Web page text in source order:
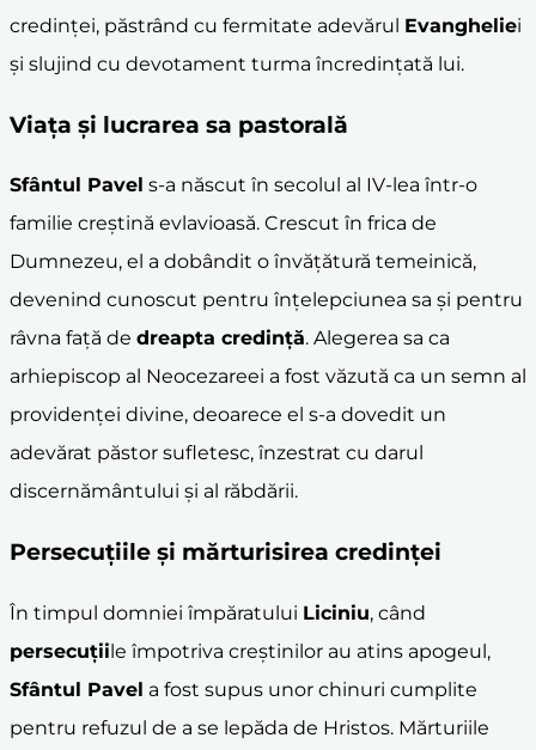
credinței, păstrând cu fermitate adevărul Evangheliei
și slujind cu devotament turma încredințată lui.
Viața și lucrarea sa pastorală
Sfântul Pavel s-a născut în secolul al IV-lea într-o
familie creștină evlavioasă. Crescut în frica de
Dumnezeu, el a dobândit o învățătură temeinică,
devenind cunoscut pentru înțelepciunea sa și pentru
râvna față de dreapta credință. Alegerea sa ca
arhiepiscop al Neocezareei a fost văzută ca un semn al
providenței divine, deoarece el s-a dovedit un
adevărat păstor sufletesc, înzestrat cu darul
discernământului și al răbdării.
Persecuțiile și mărturisirea credinței
În timpul domniei împăratului Liciniu, când
persecuțiile împotriva creștinilor au atins apogeul,
Sfântul Pavel a fost supus unor chinuri cumplite
pentru refuzul de a se lepăda de Hristos. Mărturiile